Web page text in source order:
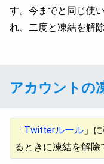
す。今までと同じ使
れ、二度と凍結を解
アカウントの
「Twitterルール 」
るときに凍結を解除